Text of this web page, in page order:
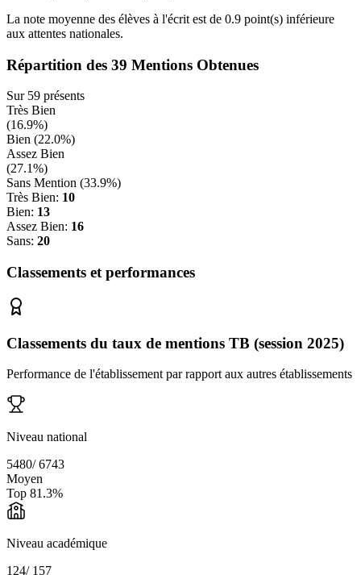
La note moyenne des élèves à l'écrit est de 0.9 point(s) inférieure
aux attentes nationales.
Répartition des 39 Mentions Obtenues
Sur 59 présents
Très Bien
(16.9%)
Bien (22.0%)
Assez Bien
(27.1%)
Sans Mention (33.9%)
Très Bien: 10
Bien: 13
Assez Bien: 16
Sans: 20
Classements et performances
Classements du taux de mentions TB (session 2025)
Performance de l'établissement par rapport aux autres établissements
Niveau national
5480/6743
Moyen
Top 81.3%
Niveau académique
124/ 157